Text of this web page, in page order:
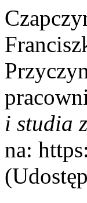
i studia
na: